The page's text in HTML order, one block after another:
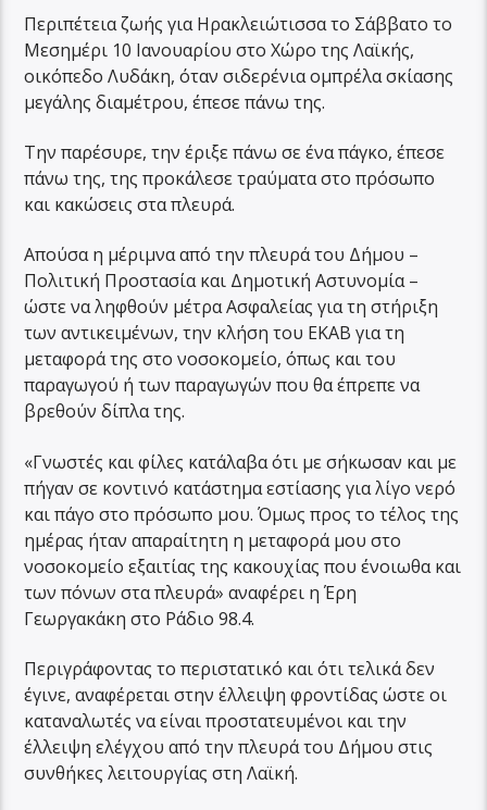
Περιπέτεια ζωής για Ηρακλειώτισσα το Σάββατο το
Μεσημέρι 10 Ιανουαρίου στο Χώρο της Λαϊκής,
οικόπεδο Λυδάκη, όταν σιδερένια ομπρέλα σκίασης
μεγάλης διαμέτρου, έπεσε πάνω της.
Την παρέσυρε, την έριξε πάνω σε ένα πάγκο, έπεσε
πάνω της, της προκάλεσε τραύματα στο πρόσωπο
και κακώσεις στα πλευρά.
Απούσα η μέριμνα από την πλευρά του Δήμου –
Πολιτική Προστασία και Δημοτική Αστυνομία –
ώστε να ληφθούν μέτρα Ασφαλείας για τη στήριξη
των αντικειμένων, την κλήση του ΕΚΑΒ για τη
μεταφορά της στο νοσοκομείο, όπως και του
παραγωγού ή των παραγωγών που θα έπρεπε να
βρεθούν δίπλα της.
«Γνωστές και φίλες κατάλαβα ότι με σήκωσαν και με
πήγαν σε κοντινό κατάστημα εστίασης για λίγο νερό
και πάγο στο πρόσωπο μου. Όμως προς το τέλος της
ημέρας ήταν απαραίτητη η μεταφορά μου στο
νοσοκομείο εξαιτίας της κακουχίας που ένοιωθα και
των πόνων στα πλευρά» αναφέρει η Έρη
Γεωργακάκη στο Ράδιο 98.4.
Περιγράφοντας το περιστατικό και ότι τελικά δεν
έγινε, αναφέρεται στην έλλειψη φροντίδας ώστε οι
καταναλωτές να είναι προστατευμένοι και την
έλλειψη ελέγχου από την πλευρά του Δήμου στις
συνθήκες λειτουργίας στη Λαϊκή.